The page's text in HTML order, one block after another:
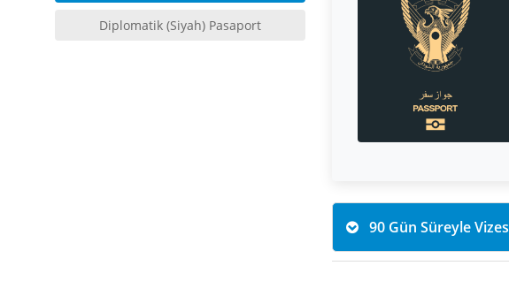
Diplomatik (Siyah) Pasaport